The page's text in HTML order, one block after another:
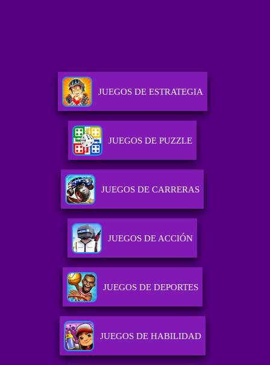
JUEGOS DE ESTRATEGIA
JUEGOS DE PUZZLE
JUEGOS DE CARRERAS
JUEGOS DE ACCIÓN
JUEGOS DE DEPORTES
JUEGOS DE HABILIDAD